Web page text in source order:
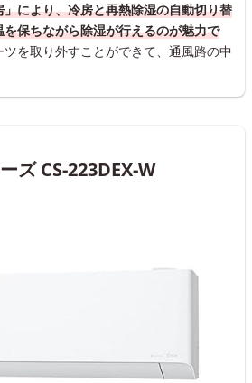
により、冷房と再熱除湿の自動切り替
保ちながら除湿が行えるのが魅力で
を取り外すことができて、通風路の中
ズ CS-223DEX-W